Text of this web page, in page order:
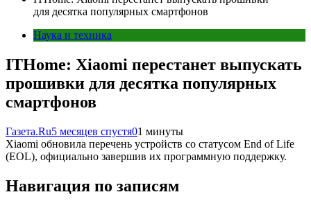
для десятка популярных смартфонов
Наука и техника
ITHome: Xiaomi перестанет выпускать
прошивки для десятка популярных
смартфонов
Газета.Ru5 месяцев спустя01 минуты
Xiaomi обновила перечень устройств со статусом End of Life
(EOL), официально завершив их программную поддержку.
Навигация по записям